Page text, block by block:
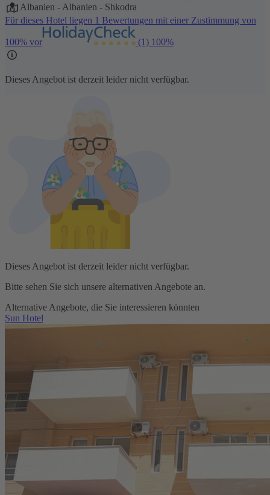
Albanien -Albanien - Shkodra
Für dieses Hotel liegen 1 Bewertungen mit einer Zustimmung von
100% vor (1) 100%
Dieses Angebot ist derzeit leider nicht verfügbar.
Dieses Angebot ist derzeit leider nicht verfügbar.
Bitte sehen Sie sich unsere alternativen Angebote an.
Alternative Angebote, die Sie interessieren könnten
Sun Hotel